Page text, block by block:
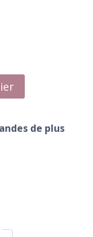
de plus